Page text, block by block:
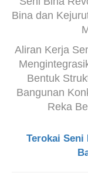
Bina dan
Aliran Kerja
Bentuk
Bangunan
Reka
Terokai Seni